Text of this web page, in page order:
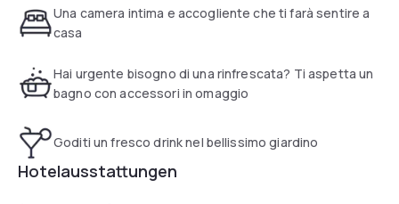
Una camera intima e accogliente che ti farà sentire a
casa
Hai urgente bisogno di una rinfrescata? Ti aspetta un
bagno con accessori in omaggio
Goditi un fresco drink nel bellissimo giardino
Hotelausstattungen